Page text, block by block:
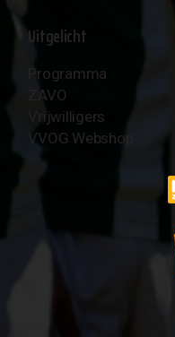
Uitgelicht
Programma
ZAVO
Vrijwilligers
VVOG Webshop